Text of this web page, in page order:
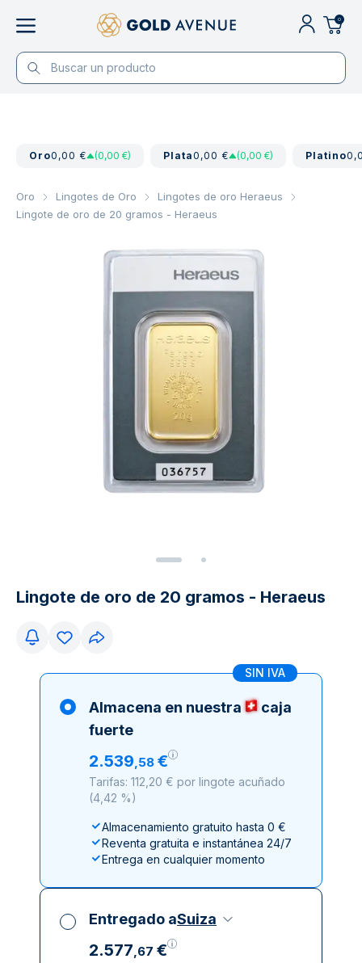
0
Oro0,00 € (0,00 €) Plata0,00 € (0,00 €) Platino
Oro Lingotes de Oro
Lingotes de oro Heraeus
Lingote de oro de 20 gramos - Heraeus
Lingote de oro de 20 gramos - Heraeus
SIN IVA
Almacena en nuestra
caja
fuerte
2.539,58 €
Tarifas: 112,20 € por lingote acuñado
(4,42 %)
Almacenamiento gratuito hasta 0 €
Reventa gratuita e instantánea 24/7
Entrega en cualquier momento
Entregado aSuiza
2.577,67 €